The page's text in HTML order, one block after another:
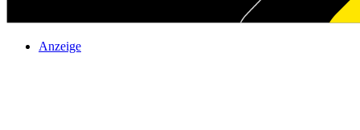
Anzeige